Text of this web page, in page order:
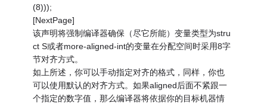
(8)));
[NextPage]
该声明将强制编译器确保（尽它所能）变量类型为stru
ct S或者more-aligned-int的变量在分配空间时采用8字
节对齐方式。
如上所述，你可以手动指定对齐的格式，同样，你也
可以使用默认的对齐方式。如果aligned后面不紧跟一
个指定的数字值，那么编译器将依据你的目标机器情